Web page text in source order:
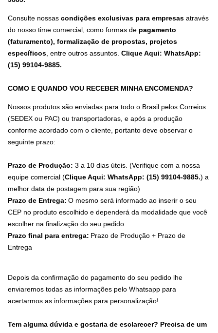
Consulte nossas condições exclusivas para empresas através
do nosso time comercial, como formas de pagamento
(faturamento), formalização de propostas, projetos
específicos , entre outros assuntos. Clique Aqui: WhatsApp:
(15) 99104-9885.
COMO E QUANDO VOU RECEBER MINHA ENCOMENDA?
Nossos produtos são enviadas para todo o Brasil pelos Correios
(SEDEX ou PAC) ou transportadoras, e após a produção
conforme acordado com o cliente, portanto deve observar o
seguinte prazo:
Prazo de Produção: 3 a 10 dias úteis. (Verifique com a nossa
equipe comercial (Clique Aqui: WhatsApp: (15) 99104-9885.) a
melhor data de postagem para sua região)
Prazo de Entrega: O mesmo será informado ao inserir o seu
CEP no produto escolhido e dependerá da modalidade que você
escolher na finalização do seu pedido.
Prazo final para entrega: Prazo de Produção + Prazo de
Entrega
Depois da confirmação do pagamento do seu pedido lhe
enviaremos todas as informações pelo Whatsapp para
acertarmos as informações para personalização!
Tem alguma dúvida e gostaria de esclarecer? Precisa de um